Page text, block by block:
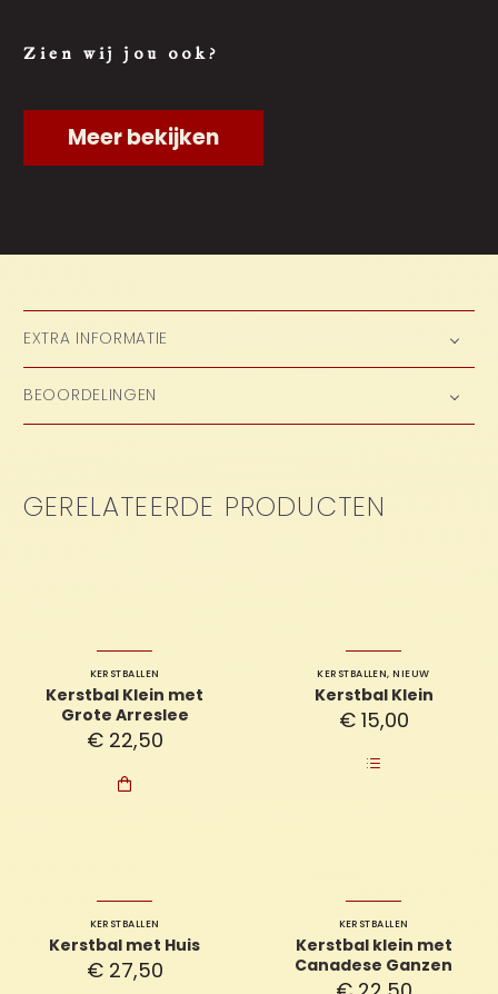
Zien wij jou ook?
Meer bekijken
EXTRA INFORMATIE
BEOORDELINGEN
GERELATEERDE PRODUCTEN
KERSTBALLEN
Kerstbal Klein met
Grote Arreslee
€22,50

KERSTBALLEN,NIEUW
Kerstbal Klein
€15,00
KERSTBALLEN
Kerstbal met Huis
€27,50
KERSTBALLEN
Kerstbal klein met
Canadese Ganzen